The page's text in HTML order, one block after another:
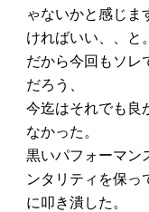
ゃないかと感じま
ければいい、、と。
だから今回もソレ
だろう、
今迄はそれでも良
なかった。
黒いパフォーマン
ンタリティを保っ
に叩き潰した。